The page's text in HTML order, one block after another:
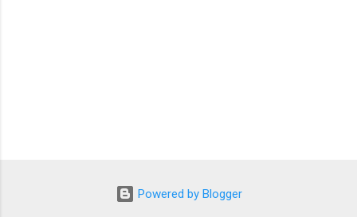
Powered by Blogger